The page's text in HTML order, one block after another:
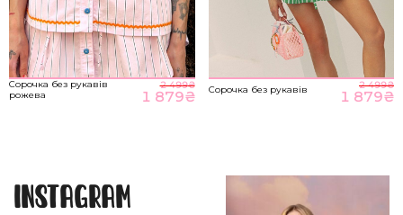
Сорочка без рукавів
рожева
2 499₴
1 879₴ Сорочка без рукавів 2 499₴
1 879₴
Instagram